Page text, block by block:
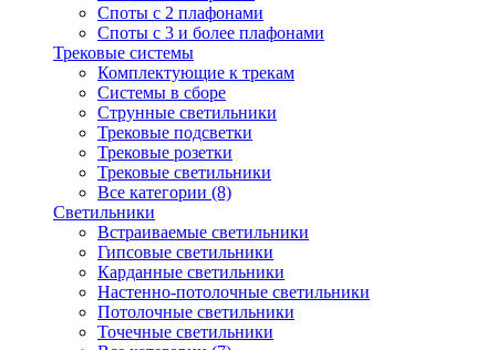
Споты с 2 плафонами
Споты с 3 и более плафонами
Трековые системы
Комплектующие к трекам
Системы в сборе
Струнные светильники
Трековые подсветки
Трековые розетки
Трековые светильники
Все категории (8)
Светильники
Встраиваемые светильники
Гипсовые светильники
Карданные светильники
Настенно-потолочные светильники
Потолочные светильники
Точечные светильники